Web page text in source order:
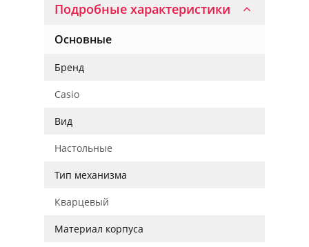
Подробные характеристики
Основные
Бренд
Casio
Вид
Настольные
Тип механизма
Кварцевый
Материал корпуса